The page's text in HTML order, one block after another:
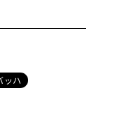
ッハ